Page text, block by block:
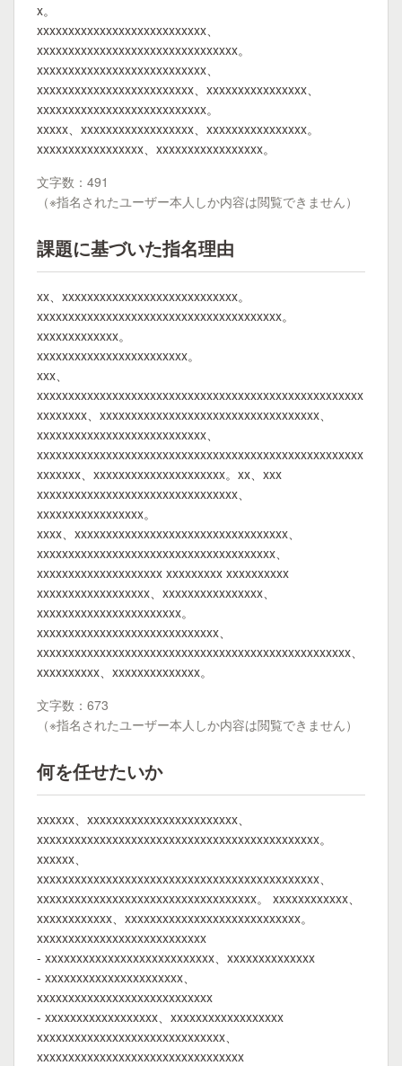
x。
xxxxxxxxxxxxxxxxxxxxxxxxxxx、
xxxxxxxxxxxxxxxxxxxxxxxxxxxxxxxx。
xxxxxxxxxxxxxxxxxxxxxxxxxxx、
xxxxxxxxxxxxxxxxxxxxxxxxx、xxxxxxxxxxxxxxxx、
xxxxxxxxxxxxxxxxxxxxxxxxxxx。
xxxxx、xxxxxxxxxxxxxxxxxx、xxxxxxxxxxxxxxxx。
xxxxxxxxxxxxxxxxx、xxxxxxxxxxxxxxxxx。
文字数：491
（※指名されたユーザー本人しか内容は閲覧できません）
課題に基づいた指名理由
xx、xxxxxxxxxxxxxxxxxxxxxxxxxxxx。
xxxxxxxxxxxxxxxxxxxxxxxxxxxxxxxxxxxxxxx。
xxxxxxxxxxxxx。
xxxxxxxxxxxxxxxxxxxxxxxx。
xxx、
xxxxxxxxxxxxxxxxxxxxxxxxxxxxxxxxxxxxxxxxxxxxxxxxxxxx
xxxxxxxx、xxxxxxxxxxxxxxxxxxxxxxxxxxxxxxxxxxx、
xxxxxxxxxxxxxxxxxxxxxxxxxxx、
xxxxxxxxxxxxxxxxxxxxxxxxxxxxxxxxxxxxxxxxxxxxxxxxxxxx
xxxxxxx、xxxxxxxxxxxxxxxxxxxxx。xx、xxx
xxxxxxxxxxxxxxxxxxxxxxxxxxxxxxxx、
xxxxxxxxxxxxxxxxx。
xxxx、xxxxxxxxxxxxxxxxxxxxxxxxxxxxxxxxxx、
xxxxxxxxxxxxxxxxxxxxxxxxxxxxxxxxxxxxxx、
xxxxxxxxxxxxxxxxxxxx xxxxxxxxx xxxxxxxxxx
xxxxxxxxxxxxxxxxxx、xxxxxxxxxxxxxxxx、
xxxxxxxxxxxxxxxxxxxxxxx。
xxxxxxxxxxxxxxxxxxxxxxxxxxxxx、
xxxxxxxxxxxxxxxxxxxxxxxxxxxxxxxxxxxxxxxxxxxxxxxxxx、
xxxxxxxxxx、xxxxxxxxxxxxxx。
文字数：673
（※指名されたユーザー本人しか内容は閲覧できません）
何を任せたいか
xxxxxx、xxxxxxxxxxxxxxxxxxxxxxxx、
xxxxxxxxxxxxxxxxxxxxxxxxxxxxxxxxxxxxxxxxxxxxx。
xxxxxx、
xxxxxxxxxxxxxxxxxxxxxxxxxxxxxxxxxxxxxxxxxxxxx、
xxxxxxxxxxxxxxxxxxxxxxxxxxxxxxxxxxx。 xxxxxxxxxxxx、
xxxxxxxxxxxx、xxxxxxxxxxxxxxxxxxxxxxxxxxxx。
xxxxxxxxxxxxxxxxxxxxxxxxxxx
- xxxxxxxxxxxxxxxxxxxxxxxxxxx、xxxxxxxxxxxxxx
- xxxxxxxxxxxxxxxxxxxxxx、
xxxxxxxxxxxxxxxxxxxxxxxxxxxx
- xxxxxxxxxxxxxxxxxx、xxxxxxxxxxxxxxxxxx
xxxxxxxxxxxxxxxxxxxxxxxxxxxxxx、
xxxxxxxxxxxxxxxxxxxxxxxxxxxxxxxxx